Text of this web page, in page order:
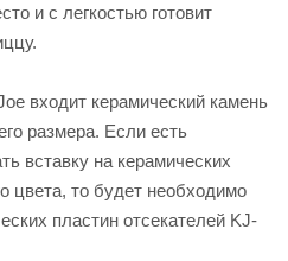
и с легкостью готовит
входит керамический камень
размера. Если есть
вставку на керамических
цвета, то будет необходимо
пластин отсекателей KJ-